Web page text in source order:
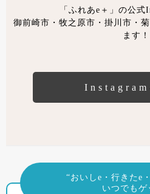
「ふれあe＋」の公式
御前崎市・牧之原市・掛川市・
ます！
Instagram
“おいしe・行きたe
いつでもゲ